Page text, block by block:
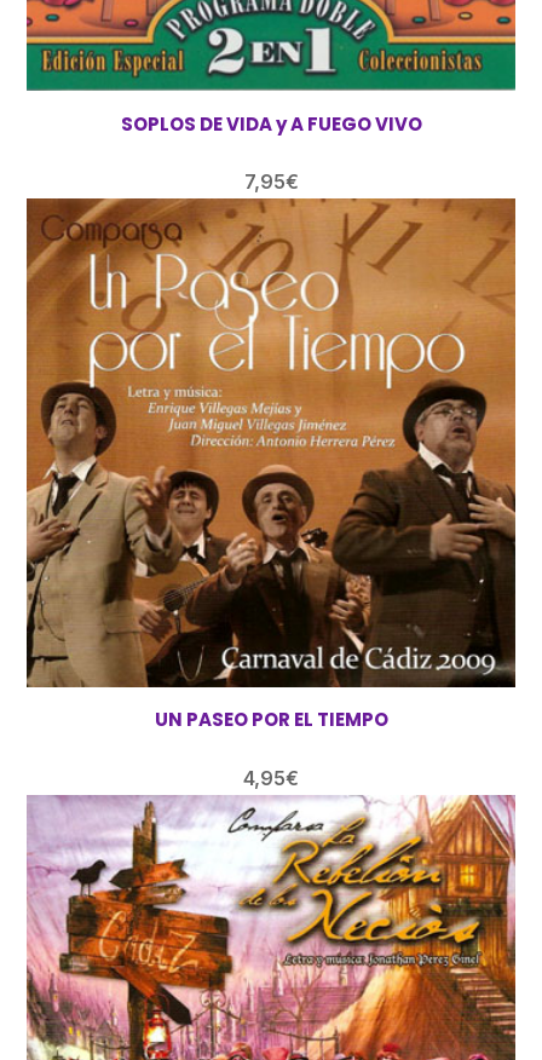
SOPLOS DE VIDA y A FUEGO VIVO
7,95€
UN PASEO POR EL TIEMPO
4,95€